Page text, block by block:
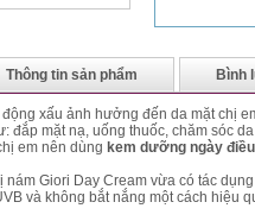
Thông tin sản phẩm Bình
xấu ảnh hưởng đến da mặt chị
đắp mặt nạ, uống thuốc, chăm sóc
em nên dùng kem dưỡng ngày
nám Giori Day Cream vừa có tác
và không bắt nắng một cách hiệu